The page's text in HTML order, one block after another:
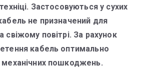
Застосовуються у сухих
не призначений для
свіжому повітрі. За рахунок
кабель оптимально
механічних пошкоджень.